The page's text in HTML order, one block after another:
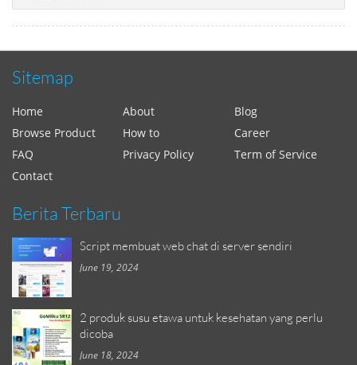
Sitemap
Home About
Blog
Browse Product
How to
Career
FAQ
Privacy Policy
Term of Service
Contact
Berita Terbaru
Script membuat web chat di server sendiri
June 19, 2024
2 produk susu etawa untuk kesehatan yang perlu
dicoba
June 18, 2024